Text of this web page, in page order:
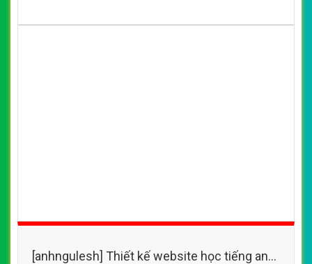
[anhngulesh] Thiết kế website học tiếng anh